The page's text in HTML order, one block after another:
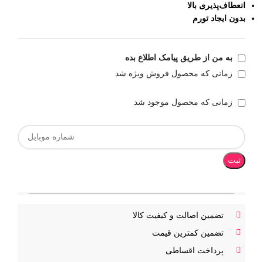
انعطاف‌پذیری بالا
بدون ایجاد تورم
به من از طریق پیامک اطلاع بده
زمانی که محصول فروش ویژه شد
زمانی که محصول موجود شد
ثبت
تضمین اصالت و کیفیت کالا
تضمین کمترین قیمت
پرداخت اقساطی